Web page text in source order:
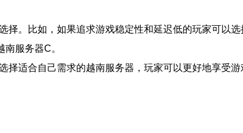
择。比如，如果追求游戏稳定性和延迟低的玩家可以
服务器C。
适合自己需求的越南服务器，玩家可以更好地享受